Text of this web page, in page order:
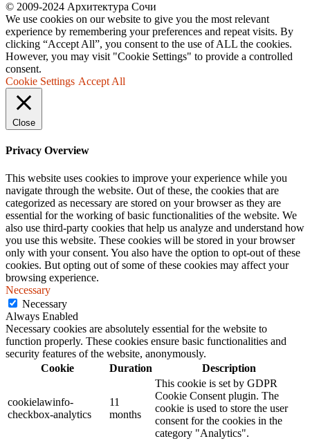
© 2009-2024 Архитектура Сочи
We use cookies on our website to give you the most relevant
experience by remembering your preferences and repeat visits. By
clicking “Accept All”, you consent to the use of ALL the cookies.
However, you may visit "Cookie Settings" to provide a controlled
consent.
Cookie Settings Accept All
Close
Privacy Overview
This website uses cookies to improve your experience while you
navigate through the website. Out of these, the cookies that are
categorized as necessary are stored on your browser as they are
essential for the working of basic functionalities of the website. We
also use third-party cookies that help us analyze and understand how
you use this website. These cookies will be stored in your browser
only with your consent. You also have the option to opt-out of these
cookies. But opting out of some of these cookies may affect your
browsing experience.
Necessary
Necessary
Always Enabled
Necessary cookies are absolutely essential for the website to
function properly. These cookies ensure basic functionalities and
security features of the website, anonymously.
Cookie
Duration Description
cookielawinfo-
checkbox-analytics
11
months
This cookie is set by GDPR
Cookie Consent plugin. The
cookie is used to store the user
consent for the cookies in the
category "Analytics".